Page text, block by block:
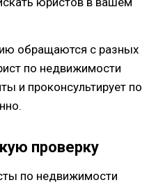
обращаются с разных
по недвижимости
и проконсультирует по
проверку
по недвижимости